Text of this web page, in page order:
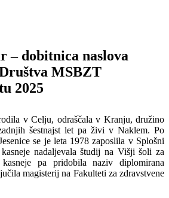
– dobitnica naslova
MSBZT
2025
v Celju, odraščala v Kranju, družino
šestnajst let pa živi v Naklem. Po
se je leta 1978 zaposlila v Splošni
nadaljevala študij na Višji šoli za
pa pridobila naziv diplomirana
magisterij na Fakulteti za zdravstvene